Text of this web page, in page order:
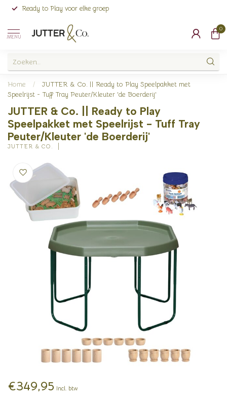
Ready to Play voor elke groep
MENU
0
Home /
JUTTER & Co. || Ready to Play Speelpakket met
Speelrijst - Tuff Tray Peuter/Kleuter 'de Boerderij'
JUTTER & Co. || Ready to Play
Speelpakket met Speelrijst - Tuff Tray
Peuter/Kleuter 'de Boerderij'
JUTTER & CO.
€349,95 Incl. btw